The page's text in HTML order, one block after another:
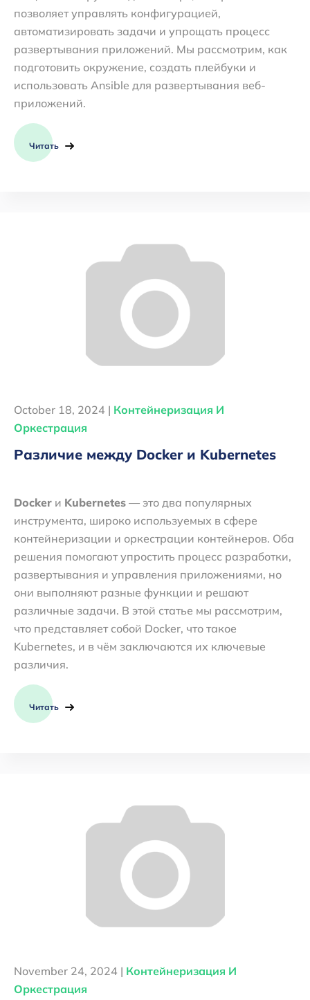
позволяет управлять конфигурацией,
автоматизировать задачи и упрощать процесс
развертывания приложений. Мы рассмотрим, как
подготовить окружение, создать плейбуки и
использовать Ansible для развертывания веб-
приложений.
Читать
October 18, 2024 | Контейнеризация И
Оркестрация
Различие между Docker и Kubernetes
Docker и Kubernetes — это два популярных
инструмента, широко используемых в сфере
контейнеризации и оркестрации контейнеров. Оба
решения помогают упростить процесс разработки,
развертывания и управления приложениями, но
они выполняют разные функции и решают
различные задачи. В этой статье мы рассмотрим,
что представляет собой Docker, что такое
Kubernetes, и в чём заключаются их ключевые
различия.
Читать
November 24, 2024 | Контейнеризация И
Оркестрация